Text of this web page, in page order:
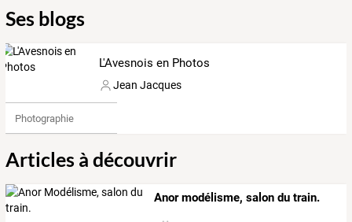
Ses blogs
L'Avesnois en Photos
Jean Jacques
Photographie
Articles à découvrir
Anor modélisme, salon du train.